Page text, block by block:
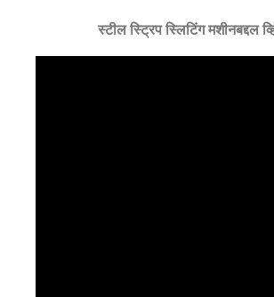
स्टील स्ट्रिप स्लिटिंग मशीनबद्दल